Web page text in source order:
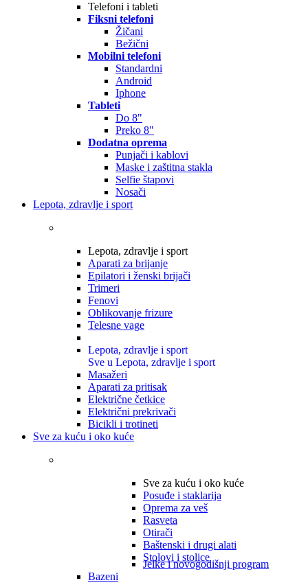
Telefoni i tableti
Fiksni telefoni
Žičani
Bežični
Mobilni telefoni
Standardni
Android
Iphone
Tableti
Do 8"
Preko 8"
Dodatna oprema
Punjači i kablovi
Maske i zaštitna stakla
Selfie štapovi
Nosači
Lepota, zdravlje i sport
Lepota, zdravlje i sport
Aparati za brijanje
Epilatori i ženski brijači
Trimeri
Fenovi
Oblikovanje frizure
Telesne vage
Lepota, zdravlje i sport
Sve u Lepota, zdravlje i sport
Masažeri
Aparati za pritisak
Električne četkice
Električni prekrivači
Bicikli i trotineti
Sve za kuću i oko kuće
Sve za kuću i oko kuće
Posuđe i staklarija
Oprema za veš
Rasveta
Otirači
Baštenski i drugi alati
Stolovi i stolice
Jelke i novogodišnji program
Bazeni